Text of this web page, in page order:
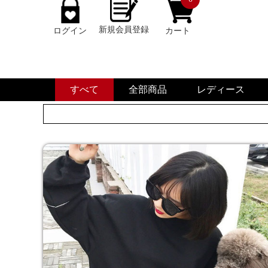
ログイン 新規会員登録 カート
すべて 全部商品 レディース